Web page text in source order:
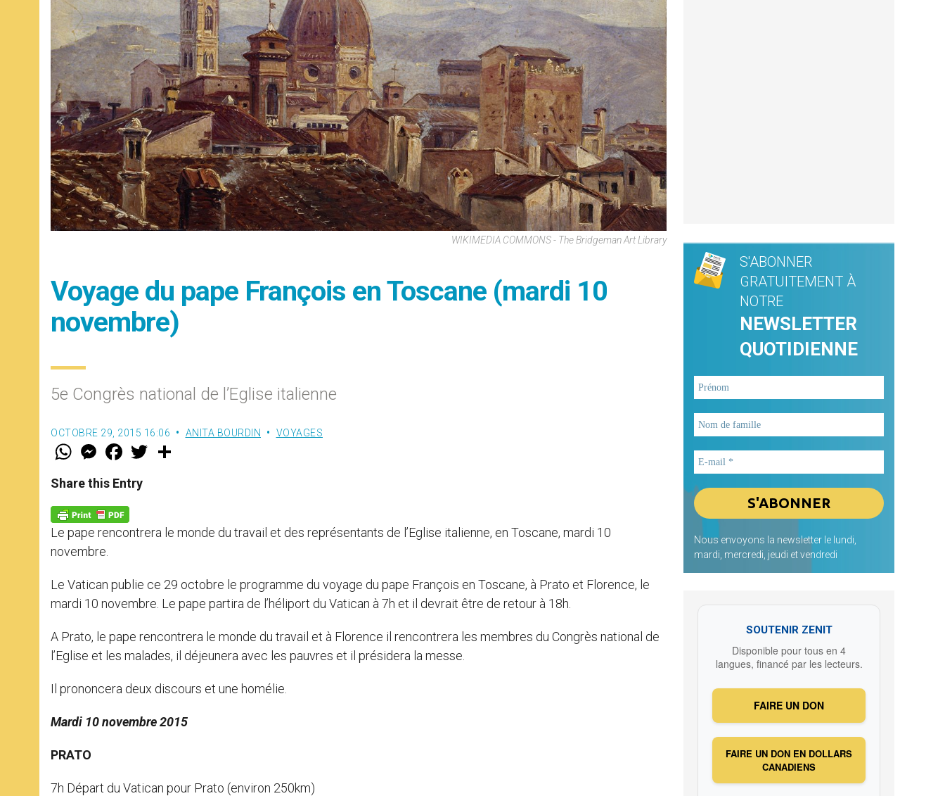
WIKIMEDIA COMMONS - The Bridgeman Art Library
Voyage du pape François en Toscane (mardi 10
novembre)
5e Congrès national de l’Eglise italienne
OCTOBRE 29, 2015 16:06 ANITA BOURDIN VOYAGES
W
t
s
p
p
M
e
s
e
g
e
r
F
a
e
b
o
k
w
Share this Entry
Le pape rencontrera le monde du travail et des représentants de l’Eglise italienne, en Toscane, mardi 10
novembre.
Le Vatican publie ce 29 octobre le programme du voyage du pape François en Toscane, à Prato et Florence, le
mardi 10 novembre. Le pape partira de l’héliport du Vatican à 7h et il devrait être de retour à 18h.
A Prato, le pape rencontrera le monde du travail et à Florence il rencontrera les membres du Congrès national de
l’Eglise et les malades, il déjeunera avec les pauvres et il présidera la messe.
Il prononcera deux discours et une homélie.
Mardi 10 novembre 2015
PRATO
7h Départ du Vatican pour Prato (environ 250km)
S'ABONNER
GRATUITEMENT À
NOTRE
NEWSLETTER
QUOTIDIENNE
Nous envoyons la newsletter le lundi,
mardi, mercredi, jeudi et vendredi
SOUTENIR ZENIT
Disponible pour tous en 4
langues, financé par les lecteurs.
FAIRE UN DON
FAIRE UN DON EN DOLLARS
CANADIENS